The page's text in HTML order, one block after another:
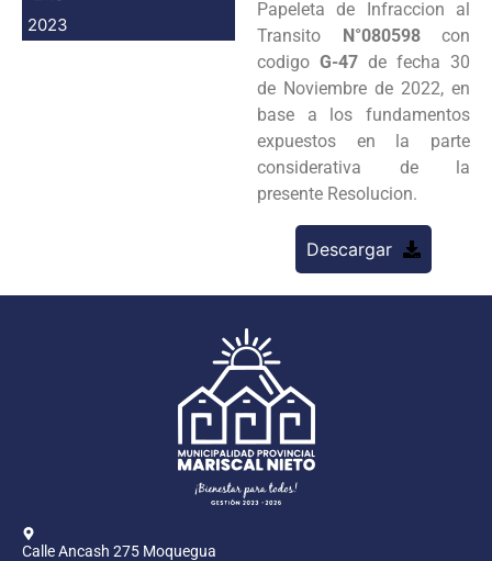
2023
Papeleta de Infraccion al
Transito N°080598con
codigo G-47 de fecha 30
de Noviembre de 2022, en
base a los fundamentos
expuestos en la parte
considerativa de la
presente Resolucion.
Descargar
Calle Ancash 275 Moquegua